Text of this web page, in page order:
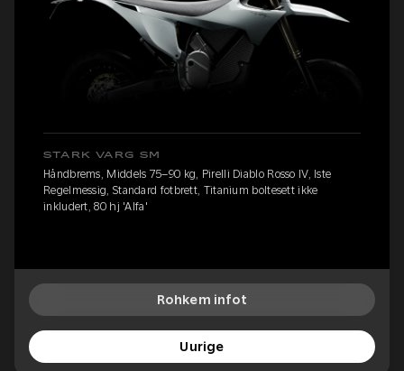
STARK VARG SM
Håndbrems, Middels 75–90 kg, Pirelli Diablo Rosso IV, Iste
Regelmessig, Standard fotbrett, Titanium boltesett ikke
inkludert, 80 hj 'Alfa'
Rohkem infot
Uurige